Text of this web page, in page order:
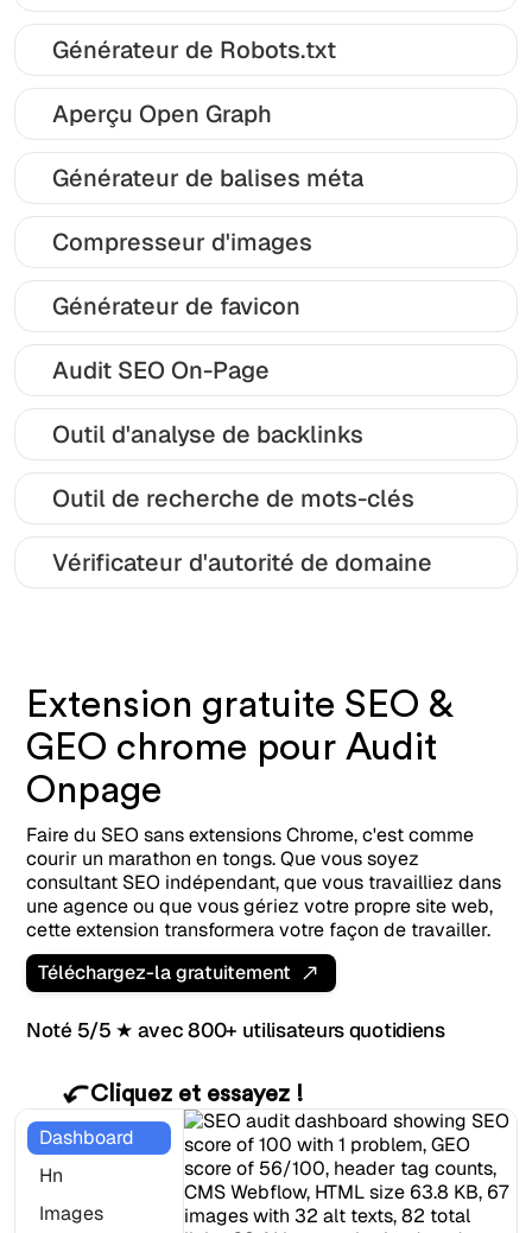
Générateur de Robots.txt
Aperçu Open Graph
Générateur de balises méta
Compresseur d'images
Générateur de favicon
Audit SEO On-Page
Outil d'analyse de backlinks
Outil de recherche de mots-clés
Vérificateur d'autorité de domaine
Extension gratuite SEO &
GEO chrome pour Audit
Onpage
Faire du SEO sans extensions Chrome, c'est comme
courir un marathon en tongs. Que vous soyez
consultant SEO indépendant, que vous travailliez dans
une agence ou que vous gériez votre propre site web,
cette extension transformera votre façon de travailler.
Téléchargez-la gratuitement
Noté 5/5 ★ avec 800+ utilisateurs quotidiens
Cliquez et essayez !
Dashboard
Hn
Images